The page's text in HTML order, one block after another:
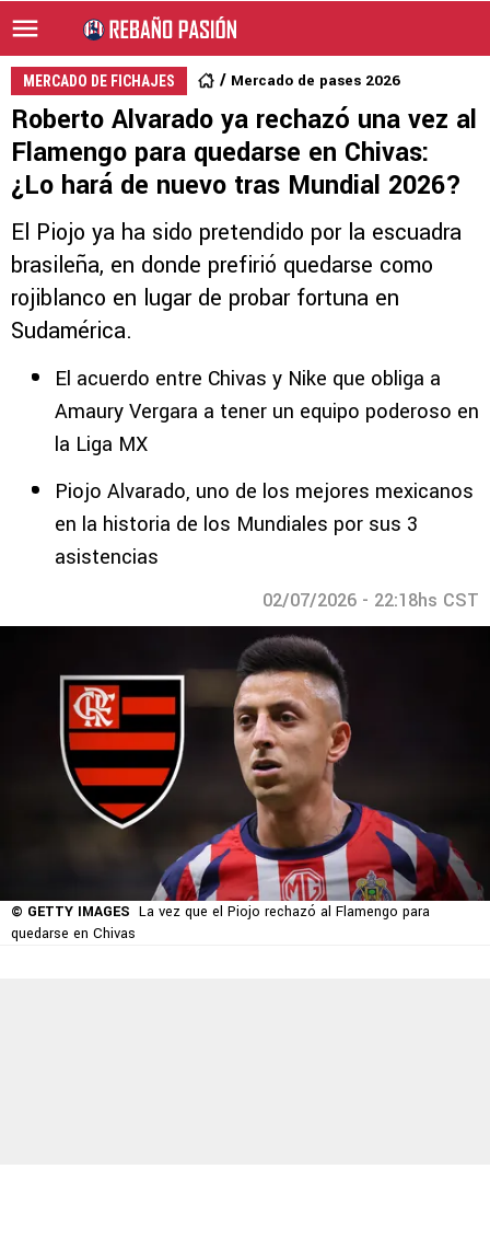
MERCADO DE FICHAJES Mercado de pases 2026
Roberto Alvarado ya rechazó una vez al
Flamengo para quedarse en Chivas:
¿Lo hará de nuevo tras Mundial 2026?
El Piojo ya ha sido pretendido por la escuadra
brasileña, en donde prefirió quedarse como
rojiblanco en lugar de probar fortuna en
Sudamérica.
El acuerdo entre Chivas y Nike que obliga a
Amaury Vergara a tener un equipo poderoso en
la Liga MX
Piojo Alvarado, uno de los mejores mexicanos
en la historia de los Mundiales por sus 3
asistencias
02/07/2026 - 22:18hs CST
© GETTY IMAGES La vez que el Piojo rechazó al Flamengo para
quedarse en Chivas